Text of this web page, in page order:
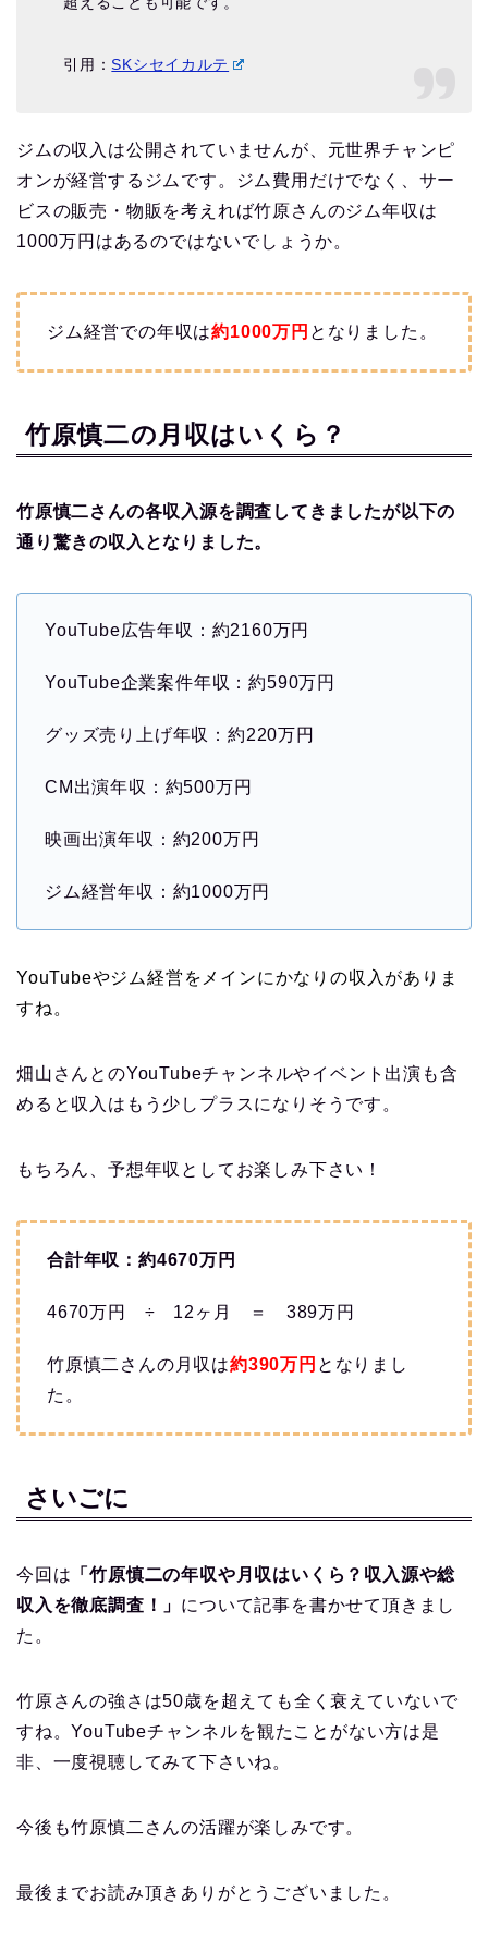
引用：SKシセイカルテ
ジムの収入は公開されていませんが、元世界チャンピ
オンが経営するジムです。ジム費用だけでなく、サー
ビスの販売・物販を考えれば竹原さんのジム年収は
1000万円はあるのではないでしょうか。
ジム経営での年収は約1000万 円 となりました。
竹原慎二の月収はいくら？
竹原慎二さんの各収入源を調査してきましたが以下の
通り驚きの収入となりました。
YouTube広告年収：約2160万円
YouTube企業案件年収：約590万円
グッズ売り上げ年収：約220万円
CM出演年収：約500万円
映画出演年収：約200万円
ジム経営年収：約1000万円
YouTubeやジム経営をメ インにかなりの収入がありま
すね。
畑山さんとのYouTubeチャンネルやイベント出演も含
めると収入はもう少しプラスになりそうです。
もちろん、予想年収としてお楽しみ下さい！
合計年収：約4670万円
4670万円 ÷ 12ヶ月 ＝ 389万円
竹原慎二さんの月収は約390万円 となりまし
た。
さいごに
今回は 「竹原慎二の年収や月収はいくら？収入源や総
収入を徹底調査！」 について記事を書かせて頂きまし
た。
竹原さんの強さは50歳を超えても全く衰えていないで
すね。YouTubeチャンネルを観たことがない方は是
非、一度視聴してみて下さいね。
今後も竹原慎二さんの活躍が楽しみです。
最後までお読み頂きありがとうございました。